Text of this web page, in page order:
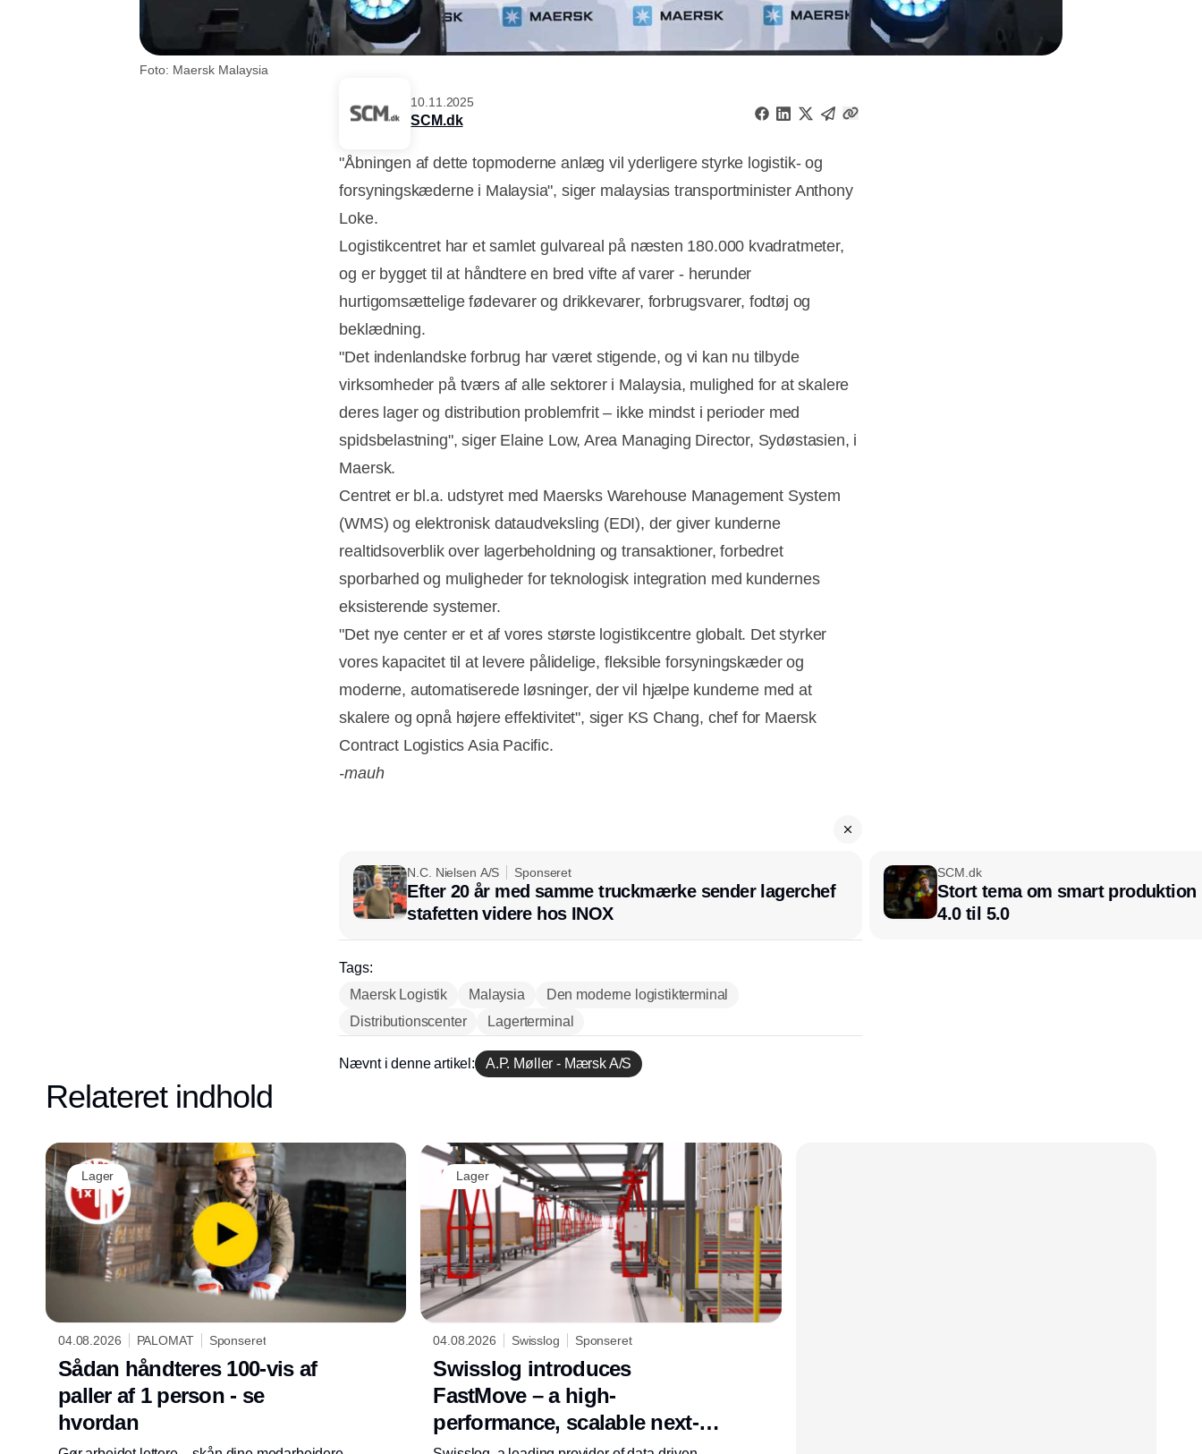
Foto: Maersk Malaysia
10.11.2025
SCM.dk
"Åbningen af dette topmoderne anlæg vil yderligere styrke logistik- og
forsyningskæderne i Malaysia", siger malaysias transportminister Anthony
Loke.
Logistikcentret har et samlet gulvareal på næsten 180.000 kvadratmeter,
og er bygget til at håndtere en bred vifte af varer - herunder
hurtigomsættelige fødevarer og drikkevarer, forbrugsvarer, fodtøj og
beklædning.
"Det indenlandske forbrug har været stigende, og vi kan nu tilbyde
virksomheder på tværs af alle sektorer i Malaysia, mulighed for at skalere
deres lager og distribution problemfrit – ikke mindst i perioder med
spidsbelastning", siger Elaine Low, Area Managing Director, Sydøstasien, i
Maersk.
Centret er bl.a. udstyret med Maersks Warehouse Management System
(WMS) og elektronisk dataudveksling (EDI), der giver kunderne
realtidsoverblik over lagerbeholdning og transaktioner, forbedret
sporbarhed og muligheder for teknologisk integration med kundernes
eksisterende systemer.
"Det nye center er et af vores største logistikcentre globalt. Det styrker
vores kapacitet til at levere pålidelige, fleksible forsyningskæder og
moderne, automatiserede løsninger, der vil hjælpe kunderne med at
skalere og opnå højere effektivitet", siger KS Chang, chef for Maersk
Contract Logistics Asia Pacific.
-mauh
N.C. Nielsen A/S Sponseret
Efter 20 år med samme truckmærke sender lagerchef
stafetten videre hos INOX
SCM.dk
Stort tema om smart
4.0 til 5.0
Tags:
Maersk Logistik
Malaysia
Den moderne logistikterminal
Distributionscenter
Lagerterminal
Nævnt i denne artikel: A.P. Møller - Mærsk A/S
Relateret indhold
Lager
04.08.2026 PALOMAT Sponseret
Sådan håndteres 100-vis af
paller af 1 person - se
hvordan
Lager
04.08.2026 Swisslog Sponseret
Swisslog introduces
FastMove – a high-
performance, scalable next-